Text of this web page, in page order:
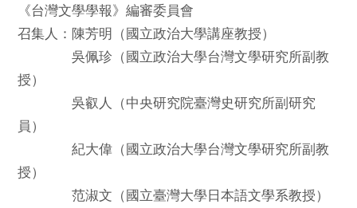
《台灣文學學報》編審委員會
召集人：陳芳明（國立政治大學講座教授）
吳佩珍（國立政治大學台灣文學研究所副教
授）
吳叡人（中央研究院臺灣史研究所副研究
員）
紀大偉（國立政治大學台灣文學研究所副教
授）
范淑文（國立臺灣大學日本語文學系教授）